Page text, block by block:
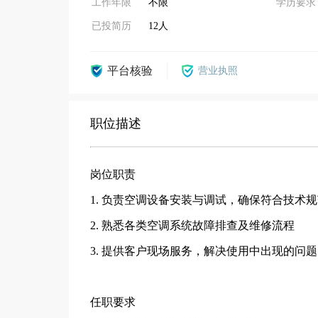
工作年限 不限
已投简历 12人
学历要求
平台核验 营业执照
职位描述
岗位职责
1. 负责空调设备安装与调试，确保符合技术
2. 熟悉各类空调系统故障排查及维修流程
3. 提供客户现场服务，解决使用中出现的问题
任职要求